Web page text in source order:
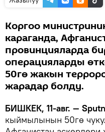
Коргоо
караганда,
провинцияларда
операцияларды
50гө жакын
жарадар болду.
БИШКЕК, 11-авг. —
кыймылынын 50гө